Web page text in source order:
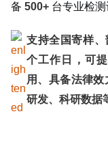
备 500+ 台专业检
支持全国寄样
个工作日，可
用、具备法律
研发、科研数据